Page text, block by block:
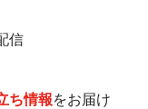
信
ち情報をお届け